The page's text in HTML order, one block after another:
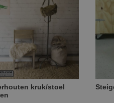
kruk/stoel